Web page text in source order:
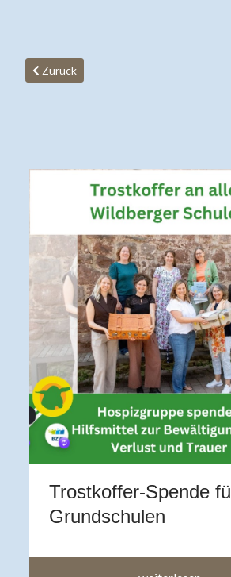
Vorheriger Beitrag: Vorbereitungskurs
Zurück
Trostkoffer-Spende
Grundschulen